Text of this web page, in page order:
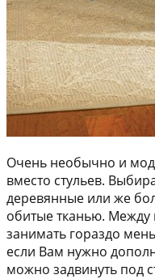
Очень необычно и
вместо стульев.
деревянные или же
обитые тканью. Между
занимать гораздо
если Вам нужно
можно задвинуть под